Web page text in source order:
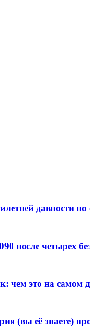
давности
после четырех
чем это на самом
(вы её знаете)